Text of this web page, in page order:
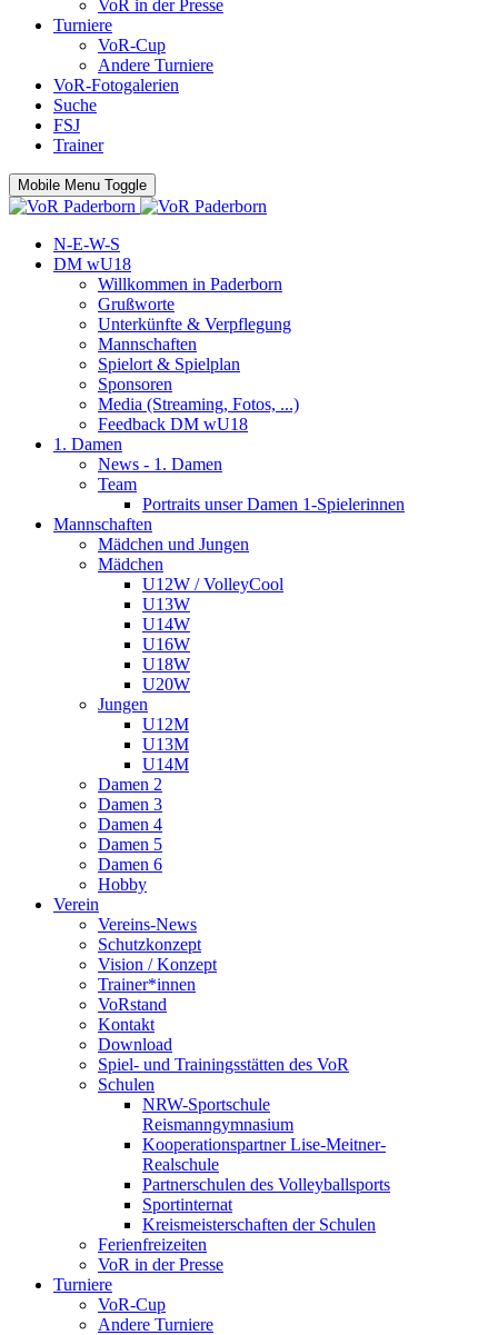
VoR in der Presse
Turniere
VoR-Cup
Andere Turniere
VoR-Fotogalerien
Suche
FSJ
Trainer
Mobile Menu Toggle
N-E-W-S
DM wU18
Willkommen in Paderborn
Grußworte
Unterkünfte & Verpflegung
Mannschaften
Spielort & Spielplan
Sponsoren
Media (Streaming, Fotos, ...)
Feedback DM wU18
1. Damen
News - 1. Damen
Team
Portraits unser Damen 1-Spielerinnen
Mannschaften
Mädchen und Jungen
Mädchen
U12W / VolleyCool
U13W
U14W
U16W
U18W
U20W
Jungen
U12M
U13M
U14M
Damen 2
Damen 3
Damen 4
Damen 5
Damen 6
Hobby
Verein
Vereins-News
Schutzkonzept
Vision / Konzept
Trainer*innen
VoRstand
Kontakt
Download
Spiel- und Trainingsstätten des VoR
Schulen
NRW-Sportschule
Reismanngymnasium
Kooperationspartner Lise-Meitner-
Realschule
Partnerschulen des Volleyballsports
Sportinternat
Kreismeisterschaften der Schulen
Ferienfreizeiten
VoR in der Presse
Turniere
VoR-Cup
Andere Turniere